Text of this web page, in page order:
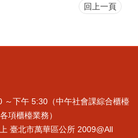
回上一頁
～下午 5:30（中午社會課綜合櫃檯
項櫃檯業務）
臺北市萬華區公所 2009@All